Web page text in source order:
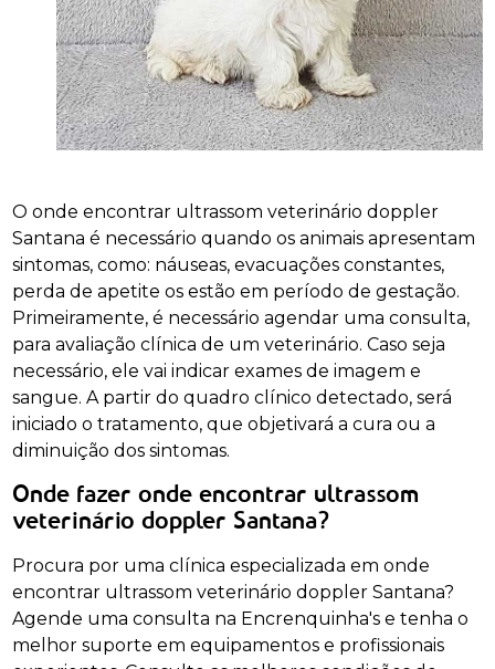
O onde encontrar ultrassom veterinário doppler
Santana é necessário quando os animais apresentam
sintomas, como: náuseas, evacuações constantes,
perda de apetite os estão em período de gestação.
Primeiramente, é necessário agendar uma consulta,
para avaliação clínica de um veterinário. Caso seja
necessário, ele vai indicar exames de imagem e
sangue. A partir do quadro clínico detectado, será
iniciado o tratamento, que objetivará a cura ou a
diminuição dos sintomas.
Onde fazer onde encontrar ultrassom
veterinário doppler Santana?
Procura por uma clínica especializada em onde
encontrar ultrassom veterinário doppler Santana?
Agende uma consulta na Encrenquinha's e tenha o
melhor suporte em equipamentos e profissionais